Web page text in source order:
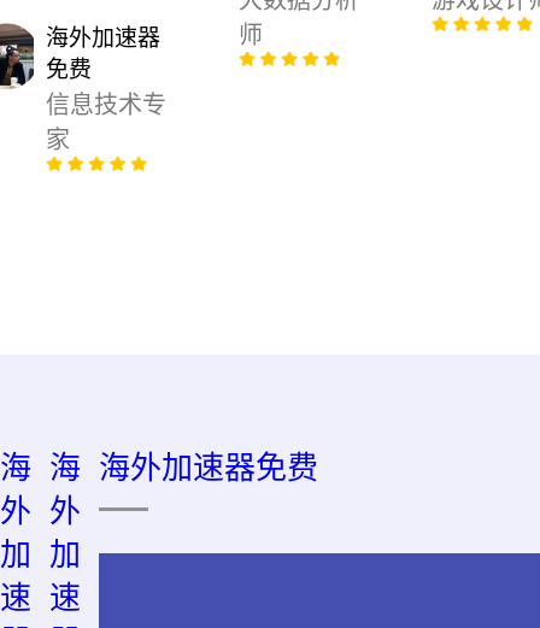
海外加速器
免费
信息技术专
家
师
海
外
加
速
海
外
加
速
海外加速器免费